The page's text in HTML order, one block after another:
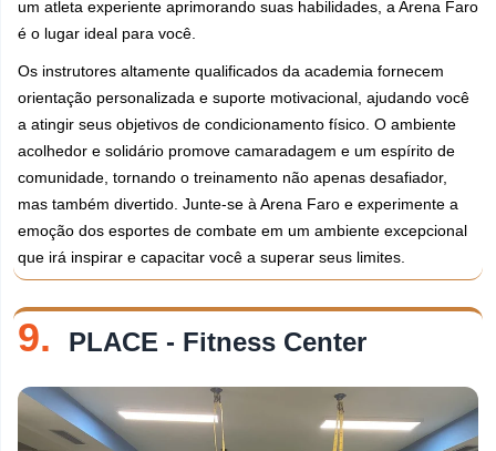
um atleta experiente aprimorando suas habilidades, a Arena Faro
é o lugar ideal para você.
Os instrutores altamente qualificados da academia fornecem
orientação personalizada e suporte motivacional, ajudando você
a atingir seus objetivos de condicionamento físico. O ambiente
acolhedor e solidário promove camaradagem e um espírito de
comunidade, tornando o treinamento não apenas desafiador,
mas também divertido. Junte-se à Arena Faro e experimente a
emoção dos esportes de combate em um ambiente excepcional
que irá inspirar e capacitar você a superar seus limites.
9. PLACE - Fitness Center